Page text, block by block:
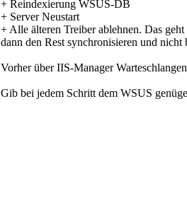
+ Reindexierung WSUS-DB
+ Server Neustart
+ Alle älteren Treiber ablehnen. Das
dann den Rest synchronisieren und nicht
Vorher über IIS-Manager
Gib bei jedem Schritt dem WSUS